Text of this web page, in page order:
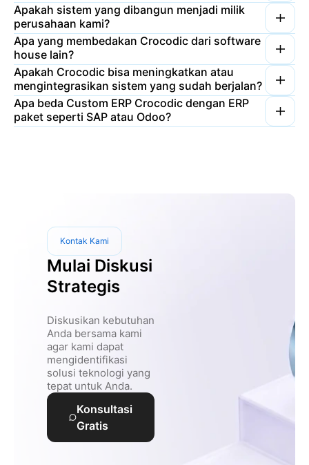
Apakah sistem yang dibangun menjadi milik
perusahaan kami?
Apa yang membedakan Crocodic dari software
house lain?
Apakah Crocodic bisa meningkatkan atau
mengintegrasikan sistem yang sudah berjalan?
Apa beda Custom ERP Crocodic dengan ERP
paket seperti SAP atau Odoo?
Kontak Kami
Mulai Diskusi
Strategis
Diskusikan kebutuhan
Anda bersama kami
agar kami dapat
mengidentifikasi
solusi teknologi yang
tepat untuk Anda.
Konsultasi
Gratis